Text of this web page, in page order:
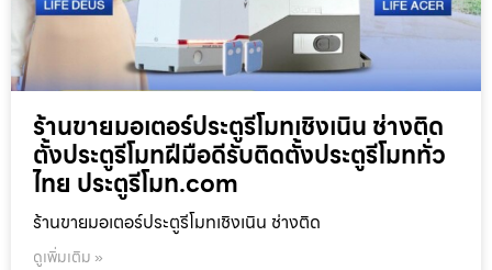
ร้านขายมอเตอร์ประตูรีโมทเชิงเนิน ช่างติด
ตั้งประตูรีโมทฝีมือดีรับติดตั้งประตูรีโมททั่ว
ไทย ประตูรีโมท.com
ร้านขายมอเตอร์ประตูรีโมทเชิงเนิน ช่างติด
ดูเพิ่มเติม »